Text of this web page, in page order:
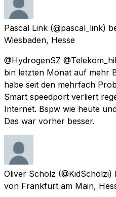
Pascal Link (@pascal_link)
Wiesbaden, Hesse
@HydrogenSZ
bin letzten Monat auf mehr
habe seit den mehrfach
Smart speedport verliert
Internet. Bspw wie heute
Das war vorher besser.
Oliver Scholz (@KidScholzi)
von Frankfurt am Main,